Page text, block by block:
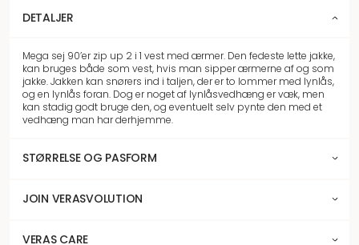
DETALJER
Mega sej 90’er zip up 2 i 1 vest med ærmer. Den fedeste lette jakke,
kan bruges både som vest, hvis man sipper ærmerne af og som
jakke. Jakken kan snørers ind i taljen, der er to lommer med lynlås,
og en lynlås foran. Dog er noget af lynlåsvedhæng er væk, men
kan stadig godt bruge den, og eventuelt selv pynte den med et
vedhæng man har derhjemme.
STØRRELSE OG PASFORM
JOIN VERASVOLUTION
VERAS CARE